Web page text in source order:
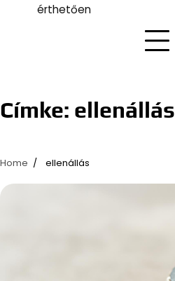
érthetően
Címke: ellenállás
Home ellenállás